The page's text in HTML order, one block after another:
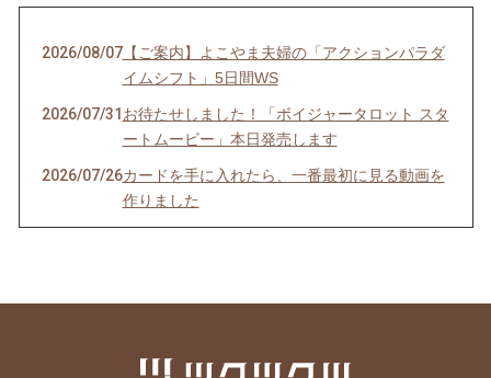
2026/08/07【ご案内】よこやま夫婦の「アクションパラダ
イムシフト」5日間WS
2026/07/31 お待たせしました！「ボイジャータロット スタ
ートムービー」本日発売します
2026/07/26カードを手に入れたら、一番最初に見る動画を
作りました
魂の声、聞こえてる？ゆうあか個別説明会受付